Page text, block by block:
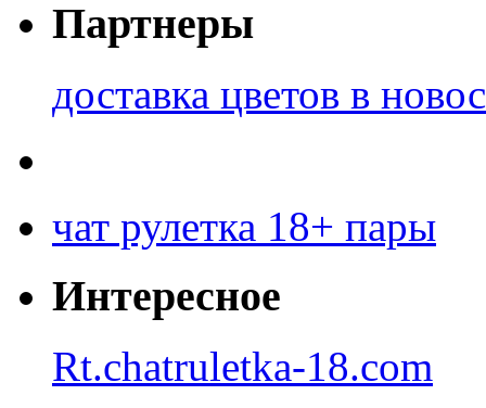
Партнеры
доставка цветов в
чат рулетка 18+ пары
Интересное
Rt.chatruletka-18.com